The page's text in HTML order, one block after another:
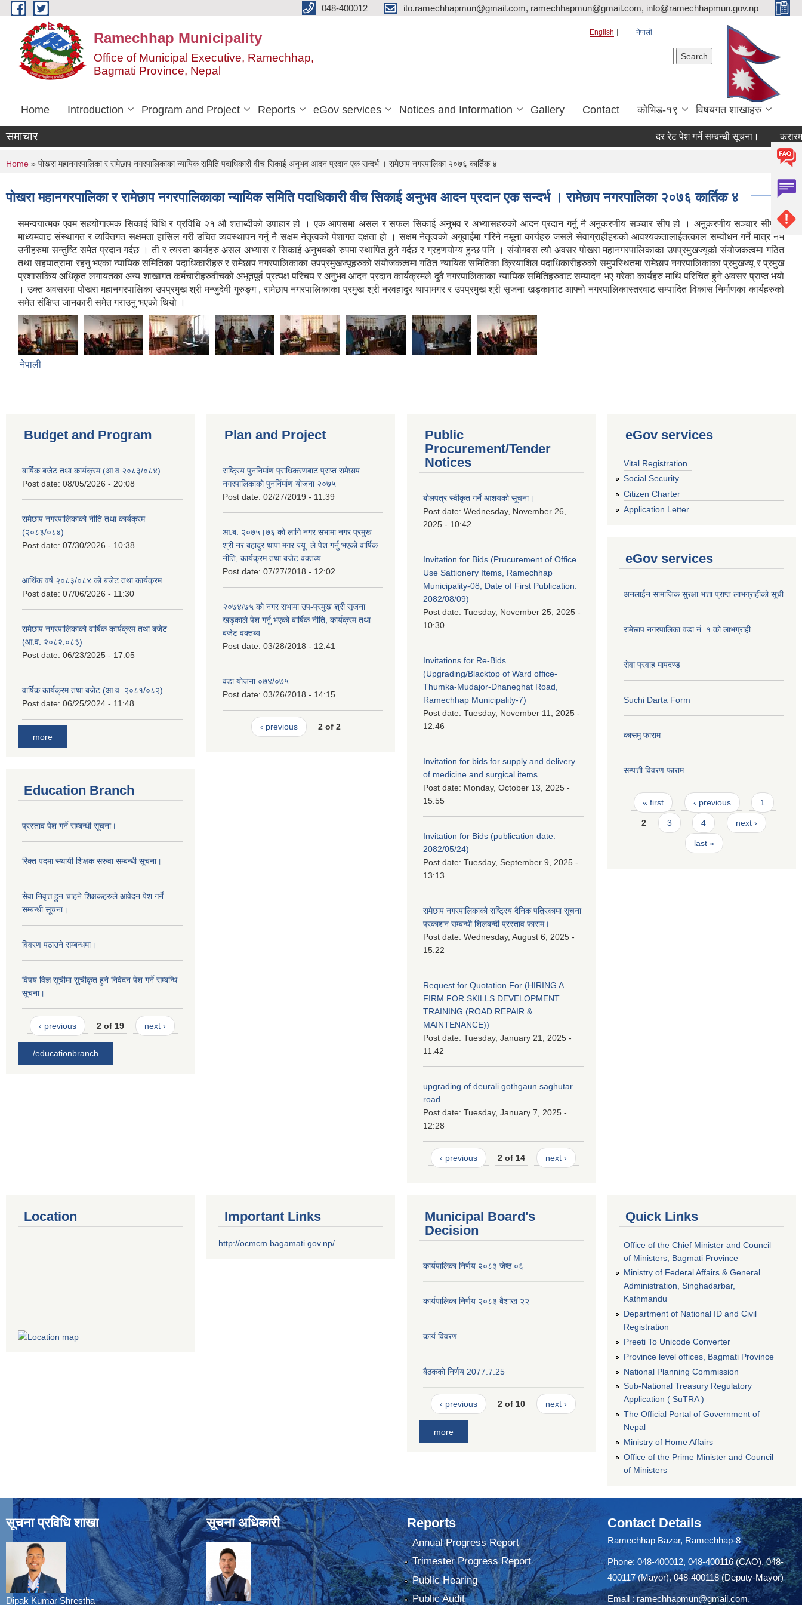
Skip to main content 048-400012 ito.ramechhapmun@gmail.com, ramechhapmun@gmail.com, info@ramechhapmun.gov.np
Ramechhap Municipality
Office of Municipal Executive, Ramechhap,
Bagmati Province, Nepal
English नेपाली
Home Introduction Program and Project Reports eGov services Notices and Information Gallery Contact कोभिड-१९ विषयगत शाखाहरु
समाचार दर रेट पेश गर्ने सम्बन्धी सूचना। करारमा
You are here
Home » पोखरा महानगरपालिका र रामेछाप नगरपालिकाका न्यायिक समिति पदाधिकारी वीच सिकाई अनुभव आदन प्रदान एक सन्दर्भ । रामेछाप नगरपालिका २०७६ कार्तिक ४
पोखरा महानगरपालिका र रामेछाप नगरपालिकाका न्यायिक समिति पदाधिकारी वीच सिकाई अनुभव आदन प्रदान एक सन्दर्भ । रामेछाप नगरपालिका २०७६ कार्तिक ४
समन्वयात्मक एवम सहयोगात्मक सिकाई विधि र प्रविधि २१ औ शताब्दीको उपाहार हो । एक आपसमा असल र सफल सिकाई अनुभव र अभ्यासहरुको आदन प्रदान गर्नु नै अनुकरणीय सञ्चार सीप हो । अनुकरणीय सञ्चार सीपको
माध्यमवाट संस्थागत र व्यक्तिगत सक्षमता हासिल गरी उचित व्यवस्थापन गर्नु नै सक्षम नेतृत्वको पेशागत दक्षता हो । सक्षम नेतृत्वको अगुवाईमा गरिने नमूना कार्यहरु जसले सेवाग्राहीहरुको आवश्यकतालाईतत्काल सम्वोधन गर्ने मात्र नभै
उनीहरुमा सन्तुष्टि समेत प्रदान गर्दछ । ती र त्यस्ता कार्यहरु असल अभ्यास र सिकाई अनुभवको रुपमा स्थापित हुने गर्दछ र ग्रहणयोग्य हुन्छ पनि । संयोगवस त्यो अवसर पोखरा महानगरपालिकाका उपप्रमुखज्यूको संयोजकत्वमा गठित
तथा सहयात्रामा रहनु भएका न्यायिक समितिका पदाधिकारीहरु र रामेछाप नगरपालिकाका उपप्रमुखज्यूहरुको संयोजकत्वमा गठित न्यायिक समितिका क्रियाशिल पदाधिकारीहरुको समुपस्थितमा रामेछाप नगरपालिकाका प्रमुखज्यू र प्रमुख
प्रशासकिय अधिकृत लगायतका अन्य शाखागत कर्मचारीहरुवीचको अभूतपूर्व प्रत्यक्ष परिचय र अनुभव आदन प्रदान कार्यक्रमले दुवै नगरपालिकाका न्यायिक समितिहरुवाट सम्पादन भए गरेका कार्यहरु माथि परिचित हुने अवसर प्राप्त भयो
। उक्त अवसरमा पोखरा महानगरपालिका उपप्रमुख श्री मन्जुदेवी गुरुङ्ग , रामेछाप नगरपालिकाका प्रमुख श्री नरवहादुर थापामगर र उपप्रमुख श्री सृजना खड्कावाट आफ्नो नगरपालिकास्तरवाट सम्पादित विकास निर्माणका कार्यहरुको
समेत संक्षिप्त जानकारी समेत गराउनु भएको थियो ।
नेपाली
Budget and Program
बार्षिक बजेट तथा कार्यक्रम (आ.व.२०८३/०८४)
Post date: 08/05/2026 - 20:08
रामेछाप नगरपालिकाको नीति तथा कार्यक्रम
(२०८३/०८४)
Post date: 07/30/2026 - 10:38
आर्थिक वर्ष २०८३/०८४ को बजेट तथा कार्यक्रम
Post date: 07/06/2026 - 11:30
रामेछाप नगरपालिकाको वार्षिक कार्यक्रम तथा बजेट
(आ.व. २०८२.०८३)
Post date: 06/23/2025 - 17:05
वार्षिक कार्यक्रम तथा बजेट (आ.व. २०८१/०८२)
Post date: 06/25/2024 - 11:48
more
Education Branch
प्रस्ताव पेश गर्ने सम्बन्धी सूचना।
रिक्त पदमा स्थायी शिक्षक सरुवा सम्बन्धी सूचना।
सेवा निवृत्त हुन चाहने शिक्षकहरुले आवेदन पेश गर्ने
सम्बन्धी सूचना।
विवरण पठाउने सम्बन्धमा।
विषय विज्ञ सूचीमा सुचीकृत हुने निवेदन पेश गर्ने सम्बन्धि
सूचना।
‹ previous 2 of 19 next ›
/educationbranch
Plan and Project
राष्ट्रिय पुननिर्माण प्राधिकरणबाट प्राप्त रामेछाप
नगरपालिकाको पुनर्निर्माण योजना २०७५
Post date: 02/27/2019 - 11:39
आ.ब. २०७५।७६ को लागि नगर सभामा नगर प्रमुख
श्री नर बहादुर थापा मगर ज्यू, ले पेश गर्नु भएको वार्षिक
नीति, कार्यक्रम तथा बजेट वक्तव्य
Post date: 07/27/2018 - 12:02
२०७४/७५ को नगर सभामा उप-प्रमुख श्री सृजना
खड्काले पेश गर्नु भएको बार्षिक नीति, कार्यक्रम तथा
बजेट वक्तब्य
Post date: 03/28/2018 - 12:41
वडा योजना ०७४/०७५
Post date: 03/26/2018 - 14:15
‹ previous 2 of 2
Public
Procurement/Tender
Notices
बोलपत्र स्वीकृत गर्ने आशयको सूचना।
Post date: Wednesday, November 26,
2025 - 10:42
Invitation for Bids (Prucurement of Office
Use Sattionery Items, Ramechhap
Municipality-08, Date of First Publication:
2082/08/09)
Post date: Tuesday, November 25, 2025 -
10:30
Invitations for Re-Bids
(Upgrading/Blacktop of Ward office-
Thumka-Mudajor-Dhaneghat Road,
Ramechhap Municipality-7)
Post date: Tuesday, November 11, 2025 -
12:46
Invitation for bids for supply and delivery
of medicine and surgical items
Post date: Monday, October 13, 2025 -
15:55
Invitation for Bids (publication date:
2082/05/24)
Post date: Tuesday, September 9, 2025 -
13:13
रामेछाप नगरपालिकाको राष्ट्रिय दैनिक पत्रिकामा सूचना
प्रकाशन सम्बन्धी शिलबन्दी प्रस्ताव फाराम।
Post date: Wednesday, August 6, 2025 -
15:22
Request for Quotation For (HIRING A
FIRM FOR SKILLS DEVELOPMENT
TRAINING (ROAD REPAIR &
MAINTENANCE))
Post date: Tuesday, January 21, 2025 -
11:42
upgrading of deurali gothgaun saghutar
road
Post date: Tuesday, January 7, 2025 -
12:28
‹ previous 2 of 14 next ›
eGov services
Vital Registration
Social Security
Citizen Charter
Application Letter
eGov services
अनलाईन सामाजिक सुरक्षा भत्ता प्राप्त लाभग्राहीको सूची
रामेछाप नगरपालिका वडा नं. १ को लाभग्राही
सेवा प्रवाह मापदण्ड
Suchi Darta Form
कासमु फाराम
सम्पत्ती विवरण फाराम
Pages
« first ‹ previous 1
2 3 4 next ›
last »
Location Important Links
http://ocmcm.bagamati.gov.np/
Municipal Board's
Decision
कार्यपालिका निर्णय २०८३ जेष्ठ ०६
कार्यपालिका निर्णय २०८३ बैशाख २२
कार्य विवरण
बैठकको निर्णय 2077.7.25
‹ previous 2 of 10 next ›
more
Quick Links
Office of the Chief Minister and Council
of Ministers, Bagmati Province
Ministry of Federal Affairs & General
Administration, Singhadarbar,
Kathmandu
Department of National ID and Civil
Registration
Preeti To Unicode Converter
Province level offices, Bagmati Province
National Planning Commission
Sub-National Treasury Regulatory
Application ( SuTRA )
The Official Portal of Government of
Nepal
Ministry of Home Affairs
Office of the Prime Minister and Council
of Ministers
सूचना प्रविधि शाखा
Dipak Kumar Shrestha
सूचना अधिकारी Reports
Annual Progress Report
Trimester Progress Report
Public Hearing
Public Audit
Contact Details
Ramechhap Bazar, Ramechhap-8
Phone: 048-400012, 048-400116 (CAO), 048-
400117 (Mayor), 048-400118 (Deputy-Mayor)
Email : ramechhapmun@gmail.com,